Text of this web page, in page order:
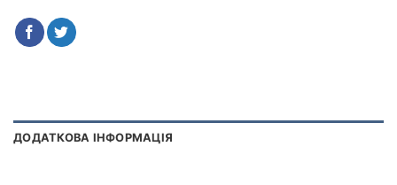
ДОДАТКОВА ІНФОРМАЦІЯ